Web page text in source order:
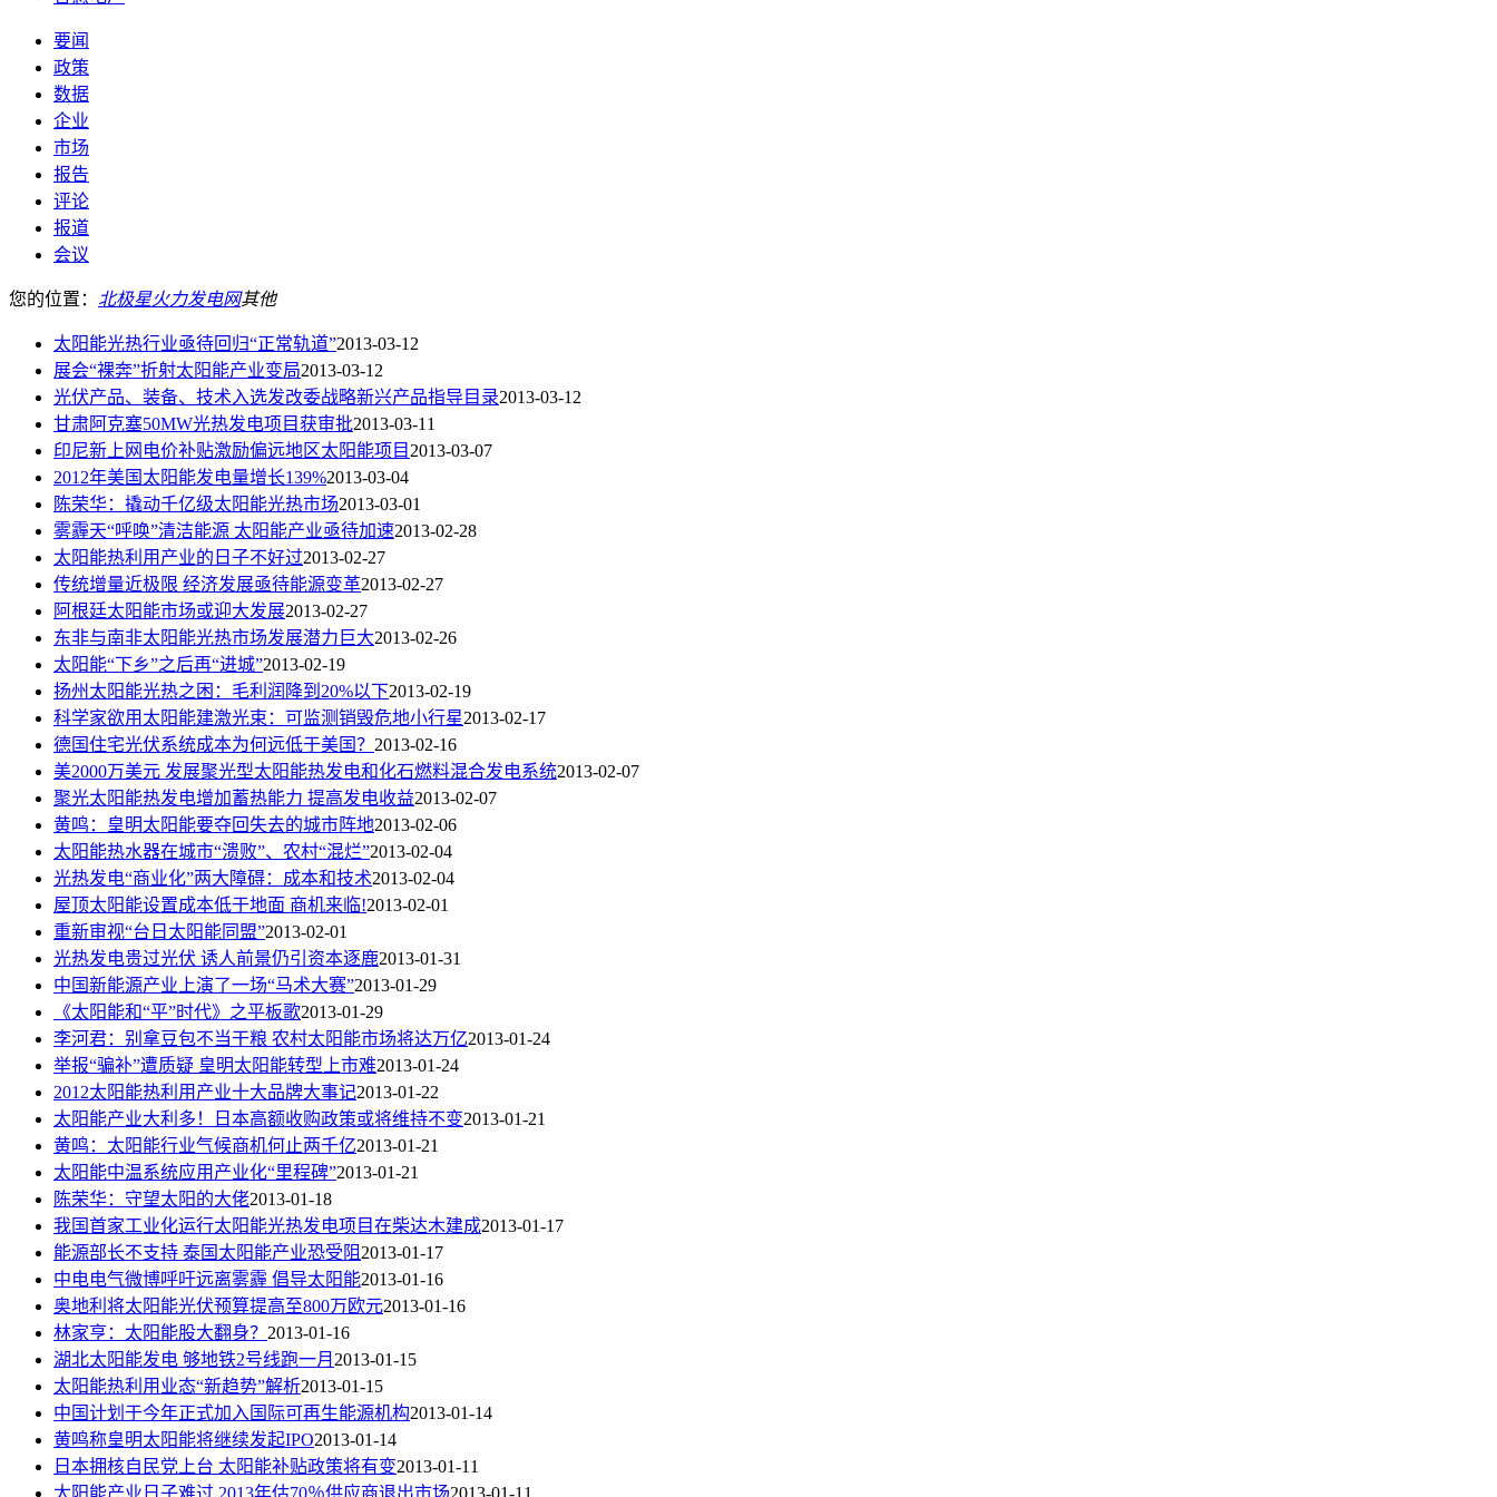
要闻
政策
数据
企业
市场
报告
评论
报道
会议
您的位置： 北极星火力发电网其他
太阳能光热行业亟待回归“正常轨道”2013-03-12
展会“裸奔”折射太阳能产业变局2013-03-12
光伏产品、装备、技术入选发改委战略新兴产品指导目录2013-03-12
甘肃阿克塞50MW光热发电项目获审批2013-03-11
印尼新上网电价补贴激励偏远地区太阳能项目 2013-03-07
2012年美国太阳能发电量增长139%2013-03-04
陈荣华：撬动千亿级太阳能光热市场2013-03-01
雾霾天“呼唤”清洁能源 太阳能产业亟待加速2013-02-28
太阳能热利用产业的日子不好过2013-02-27
传统增量近极限 经济发展亟待能源变革2013-02-27
阿根廷太阳能市场或迎大发展2013-02-27
东非与南非太阳能光热市场发展潜力巨大2013-02-26
太阳能“下乡”之后再“进城”2013-02-19
扬州太阳能光热之困：毛利润降到20%以下2013-02-19
科学家欲用太阳能建激光束：可监测销毁危地小行星2013-02-17
德国住宅光伏系统成本为何远低于美国？ 2013-02-16
美2000万美元 发展聚光型太阳能热发电和化石燃料混合发电系统2013-02-07
聚光太阳能热发电增加蓄热能力 提高发电收益2013-02-07
黄鸣：皇明太阳能要夺回失去的城市阵地2013-02-06
太阳能热水器在城市“溃败”、农村“混烂”2013-02-04
光热发电“商业化”两大障碍：成本和技术2013-02-04
屋顶太阳能设置成本低于地面 商机来临!2013-02-01
重新审视“台日太阳能同盟”2013-02-01
光热发电贵过光伏 诱人前景仍引资本逐鹿2013-01-31
中国新能源产业上演了一场“马术大赛”2013-01-29
《太阳能和“平”时代》之平板歌2013-01-29
李河君：别拿豆包不当干粮 农村太阳能市场将达万亿2013-01-24
举报“骗补”遭质疑 皇明太阳能转型上市难2013-01-24
2012太阳能热利用产业十大品牌大事记2013-01-22
太阳能产业大利多！日本高额收购政策或将维持不变2013-01-21
黄鸣：太阳能行业气候商机何止两千亿2013-01-21
太阳能中温系统应用产业化“里程碑”2013-01-21
陈荣华：守望太阳的大佬2013-01-18
我国首家工业化运行太阳能光热发电项目在柴达木建成2013-01-17
能源部长不支持 泰国太阳能产业恐受阻 2013-01-17
中电电气微博呼吁远离雾霾 倡导太阳能2013-01-16
奥地利将太阳能光伏预算提高至800万欧元2013-01-16
林家亨：太阳能股大翻身？ 2013-01-16
湖北太阳能发电 够地铁2号线跑一月 2013-01-15
太阳能热利用业态“新趋势”解析2013-01-15
中国计划于今年正式加入国际可再生能源机构2013-01-14
黄鸣称皇明太阳能将继续发起IPO2013-01-14
日本拥核自民党上台 太阳能补贴政策将有变2013-01-11
太阳能产业日子难过 2013年估70％供应商退出市场2013-01-11